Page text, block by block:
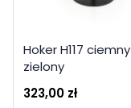
Hoker H117 ciemny
zielony
323,00 zł